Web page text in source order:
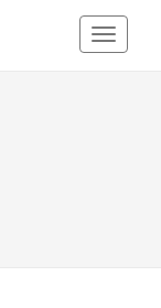
Toggle